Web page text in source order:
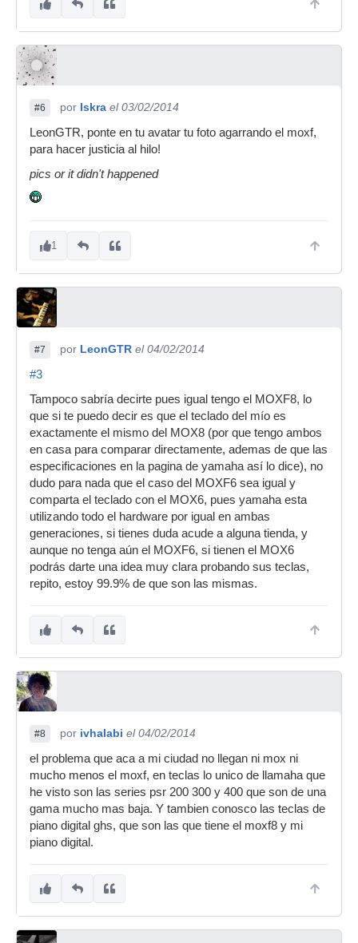
#6 por Iskra el 03/02/2014
LeonGTR, ponte en tu avatar tu foto agarrando el moxf,
para hacer justicia al hilo!
pics or it didn't happened
1
#7 por LeonGTR el 04/02/2014
#3
Tampoco sabría decirte pues igual tengo el MOXF8, lo
que si te puedo decir es que el teclado del mío es
exactamente el mismo del MOX8 (por que tengo ambos
en casa para comparar directamente, ademas de que las
especificaciones en la pagina de yamaha así lo dice), no
dudo para nada que el caso del MOXF6 sea igual y
comparta el teclado con el MOX6, pues yamaha esta
utilizando todo el hardware por igual en ambas
generaciones, si tienes duda acude a alguna tienda, y
aunque no tenga aún el MOXF6, si tienen el MOX6
podrás darte una idea muy clara probando sus teclas,
repito, estoy 99.9% de que son las mismas.
#8 por ivhalabi el 04/02/2014
el problema que aca a mi ciudad no llegan ni mox ni
mucho menos el moxf, en teclas lo unico de llamaha que
he visto son las series psr 200 300 y 400 que son de una
gama mucho mas baja. Y tambien conosco las teclas de
piano digital ghs, que son las que tiene el moxf8 y mi
piano digital.